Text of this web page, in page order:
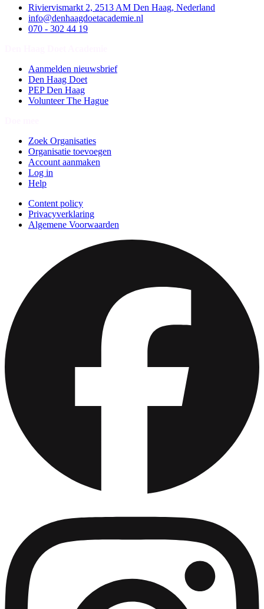
Riviervismarkt 2, 2513 AM Den Haag, Nederland
info@denhaagdoetacademie.nl
070 - 302 44 19
Aanmelden nieuwsbrief
Den Haag Doet
PEP Den Haag
Volunteer The Hague
Zoek Organisaties
Organisatie toevoegen
Account aanmaken
Log in
Help
Content policy
Privacyverklaring
Algemene Voorwaarden